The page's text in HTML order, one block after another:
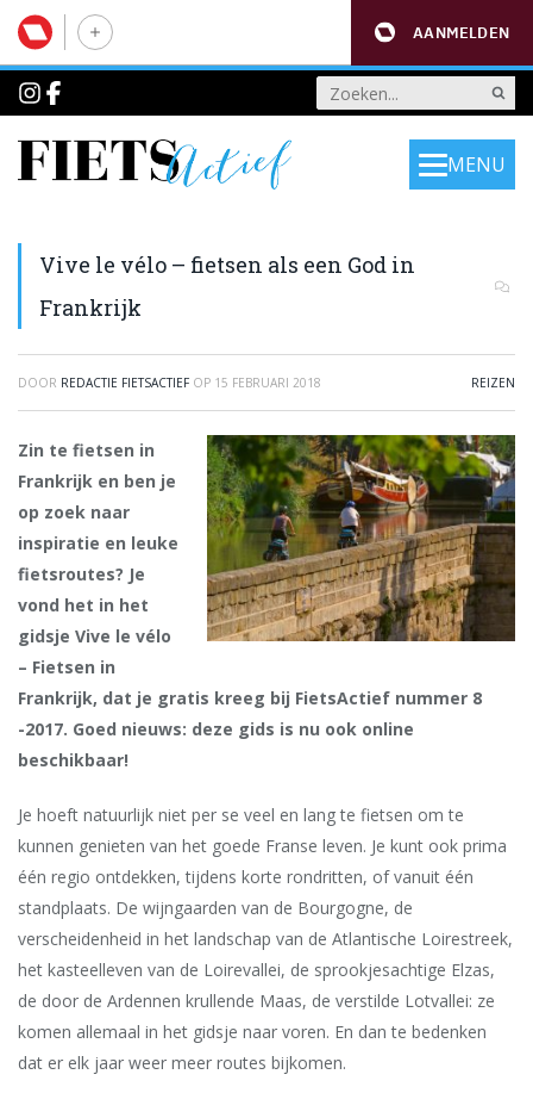
AANMELDEN
MENU
Vive le vélo – fietsen als een God in
Frankrijk
DOOR REDACTIE FIETSACTIEF OP 15 FEBRUARI 2018 REIZEN
Zin te fietsen in
Frankrijk en ben je
op zoek naar
inspiratie en leuke
fietsroutes? Je
vond het in het
gidsje Vive le vélo
– Fietsen in
Frankrijk, dat je gratis kreeg bij FietsActief nummer 8
-2017. Goed nieuws: deze gids is nu ook online
beschikbaar!
Je hoeft natuurlijk niet per se veel en lang te fietsen om te
kunnen genieten van het goede Franse leven. Je kunt ook prima
één regio ontdekken, tijdens korte rondritten, of vanuit één
standplaats. De wijngaarden van de Bourgogne, de
verscheidenheid in het landschap van de Atlantische Loirestreek,
het kasteelleven van de Loirevallei, de sprookjesachtige Elzas,
de door de Ardennen krullende Maas, de verstilde Lotvallei: ze
komen allemaal in het gidsje naar voren. En dan te bedenken
dat er elk jaar weer meer routes bijkomen.